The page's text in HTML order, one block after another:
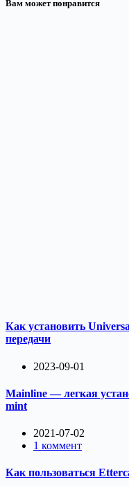
Вам может понравится
Как установить
передачи
2023-09-01
Mainline — легкая
mint
2021-07-02
1 коммент
Как пользоваться